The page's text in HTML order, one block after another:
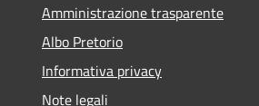
Amministrazione trasparente
Albo Pretorio
Informativa privacy
Note legali